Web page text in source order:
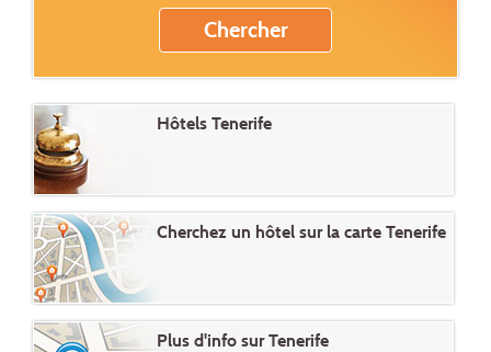
Hôtels Tenerife
Cherchez un hôtel sur la carte Tenerife
Plus d'info sur Tenerife